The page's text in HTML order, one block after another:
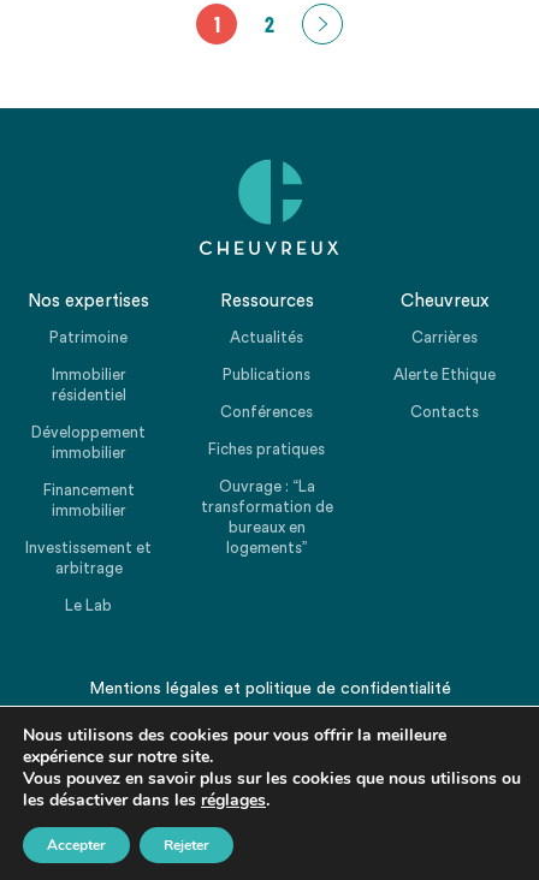
1 2
Nos expertises
Patrimoine
Immobilier
résidentiel
Développement
immobilier
Financement
immobilier
Investissement et
arbitrage
Le Lab
Ressources
Actualités
Publications
Conférences
Fiches pratiques
Ouvrage : “La
transformation de
bureaux en
logements”
Cheuvreux
Carrières
Alerte Ethique
Contacts
Mentions légales et politique de confidentialité
Revenir en haut de la page
Nous utilisons des cookies pour vous offrir la meilleure
expérience sur notre site.
Vous pouvez en savoir plus sur les cookies que nous utilisons ou
les désactiver dans les réglages.
Accepter Rejeter